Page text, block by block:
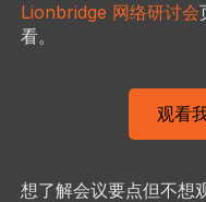
Lionbridge 网络研讨会
看。
观看
想了解会议要点但不想